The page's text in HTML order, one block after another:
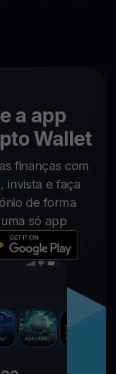
a app
Wallet
finanças com
invista e faça
de forma
só app